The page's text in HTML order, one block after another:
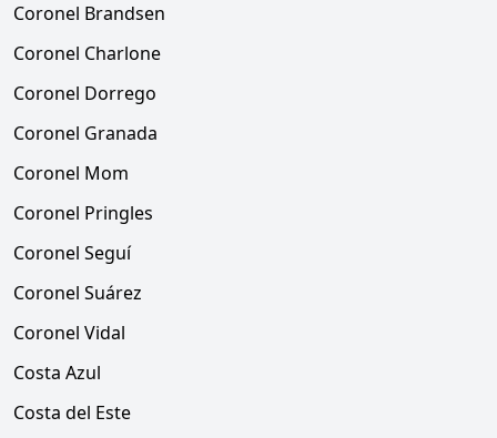
Coronel Brandsen
Coronel Charlone
Coronel Dorrego
Coronel Granada
Coronel Mom
Coronel Pringles
Coronel Seguí
Coronel Suárez
Coronel Vidal
Costa Azul
Costa del Este